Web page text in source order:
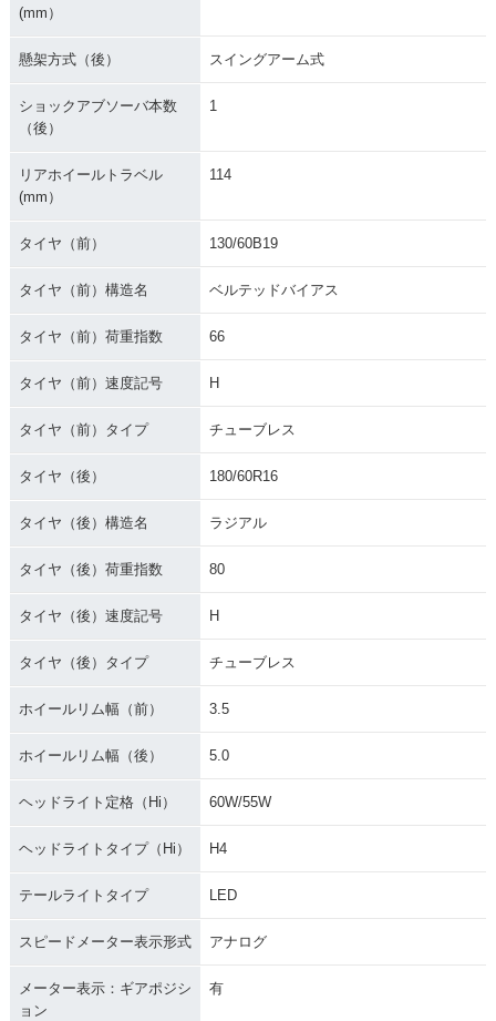
(mm）
懸架方式（後） スイングアーム式
ショックアブソーバ本数
（後）
1
リアホイールトラベル
(mm）
114
タイヤ（前） 130/60B19
タイヤ（前）構造名 ベルテッドバイアス
タイヤ（前）荷重指数 66
タイヤ（前）速度記号 H
タイヤ（前）タイプ チューブレス
タイヤ（後） 180/60R16
タイヤ（後）構造名 ラジアル
タイヤ（後）荷重指数 80
タイヤ（後）速度記号 H
タイヤ（後）タイプ チューブレス
ホイールリム幅（前） 3.5
ホイールリム幅（後） 5.0
ヘッドライト定格（Hi） 60W/55W
ヘッドライトタイプ（Hi） H4
テールライトタイプ LED
スピードメーター表示形式 アナログ
メーター表示：ギアポジシ
ョン
有